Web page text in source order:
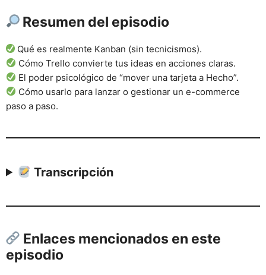
Resumen del episodio
Qué es realmente Kanban (sin tecnicismos).
Cómo Trello convierte tus ideas en acciones claras.
El poder psicológico de “mover una tarjeta a Hecho”.
Cómo usarlo para lanzar o gestionar un e-commerce
paso a paso.
Transcripción
Enlaces mencionados en este
episodio